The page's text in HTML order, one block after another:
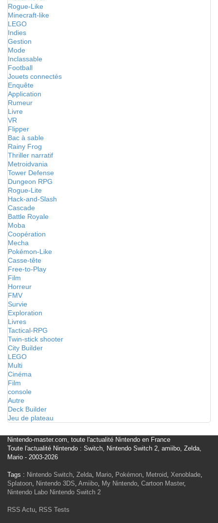
Rogue-Like
Minecraft-like
LEGO
Indies
Gestion
Mode
Inclassable
Football
Jouets connectés
Enquête
Application
Rumeur
Livre
VR
Flipper
Bac à sable
Rainy Frog
Thriller narratif
Metroidvania
Tower Defense
Dungeon RPG
Rogue-Lite
Hack-and-Slash
Cascade
Battle Royale
Moba
Coopération
Mecha
Pokémon-Like
Casse-tête
Free-to-Play
Film
Horreur
FMV
Survie
Exploration
Livres
Tactical-RPG
Twin-stick shooter
City Builder
LEGO
Multi
Cinéma
Film
console
Autre
Deck Builder
Jeu de plateau
Nintendo-master.com, toute l'actualité Nintendo en France
Toute l'actualité Nintendo : Switch, Nintendo Switch 2, amiibo, Zelda,
Mario - 2003-2026
Tags : Nintendo Switch, Zelda, Mario, Pokémon, Metroid, Xenoblade,
Splatoon, Nintendo 3DS, Amiibo, My Nintendo, Cartoon Master,
Nintendo Labo Nintendo Switch 2
RSS Actu, RSS Tests